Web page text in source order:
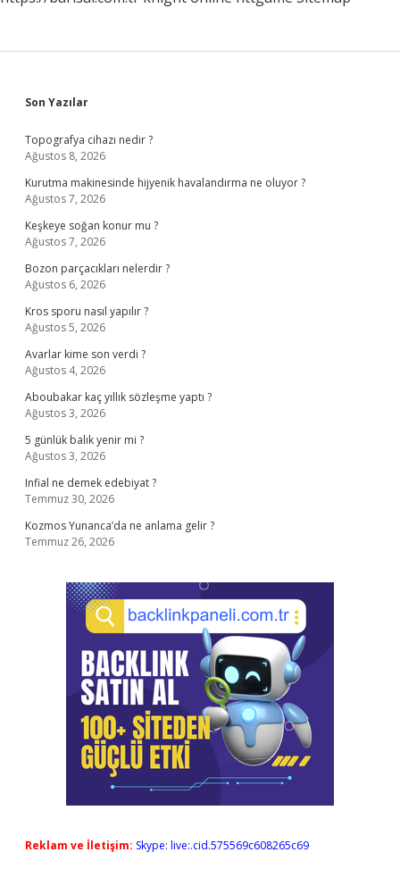
Sidebar
Son Yazılar
Topografya cihazı nedir ?
Ağustos 8, 2026
Kurutma makinesinde hijyenik havalandırma ne oluyor ?
Ağustos 7, 2026
Keşkeye soğan konur mu ?
Ağustos 7, 2026
Bozon parçacıkları nelerdir ?
Ağustos 6, 2026
Kros sporu nasıl yapılır ?
Ağustos 5, 2026
Avarlar kime son verdi ?
Ağustos 4, 2026
Aboubakar kaç yıllık sözleşme yaptı ?
Ağustos 3, 2026
5 günlük balık yenir mi ?
Ağustos 3, 2026
Infial ne demek edebiyat ?
Temmuz 30, 2026
Kozmos Yunanca’da ne anlama gelir ?
Temmuz 26, 2026
Reklam ve İletişim: Skype: live:.cid.575569c608265c69